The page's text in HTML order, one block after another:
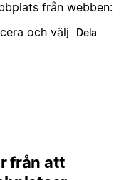
från webben:
och välj
Dela
från att